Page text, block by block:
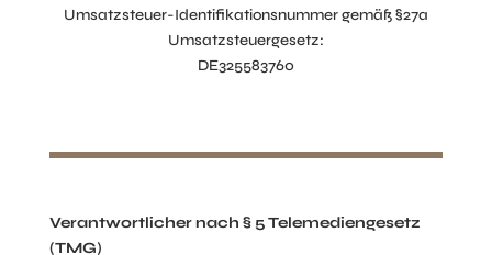
Umsatzsteuer-Identifikationsnummer gemäß §27a
Umsatzsteuergesetz:
DE325583760
Verantwortlicher nach § 5 Telemediengesetz
(TMG)